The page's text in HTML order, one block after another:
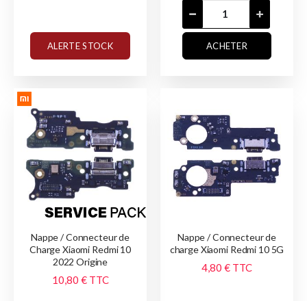
ALERTE STOCK ACHETER
Nappe / Connecteur de
Charge Xiaomi Redmi 10
2022 Origine
10,80 € TTC
Nappe / Connecteur de
charge Xiaomi Redmi 10 5G
4,80 € TTC